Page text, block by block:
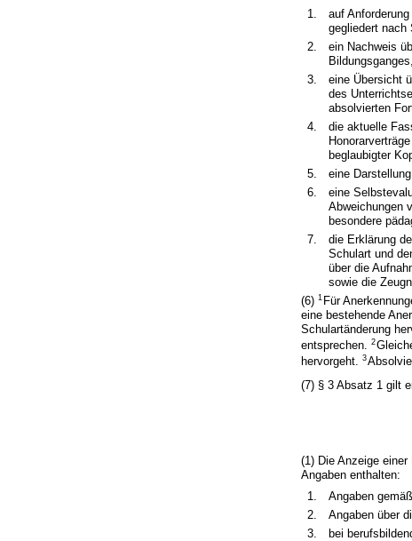
1.
auf
gegliedert nach
2.
ein Nachweis
3.
eine Übersicht
des
absolvierten
4.
die aktuelle
beglaubigter
5.
eine
6.
eine
Abweichungen
besondere
7.
die Erklärung
Schulart und
über die
sowie die
(6)1 Für
eine bestehende
Schulartänderung
entsprechen.2
hervorgeht.3
(7) § 3 Absatz 1 gilt
(1) Die Anzeige
Angaben enthalten:
1.
Angaben
2.
Angaben über
3.
bei